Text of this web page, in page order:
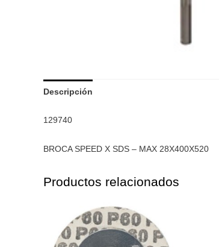
Descripción
129740
BROCA SPEED X SDS – MAX 28X400X520
Productos relacionados